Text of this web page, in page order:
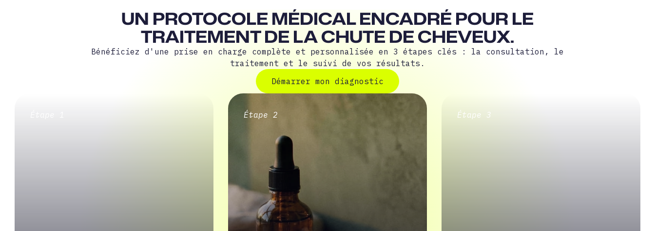
UN PROTOCOLE MÉDICAL ENCADRÉ POUR LE
TRAITEMENT DE LA CHUTE DE CHEVEUX.
Bénéficiez d'une prise en charge complète et personnalisée en 3 étapes clés : la consultation, le
traitement et le suivi de vos résultats.
Démarrer mon diagnostic
Étape 2 Étape 3